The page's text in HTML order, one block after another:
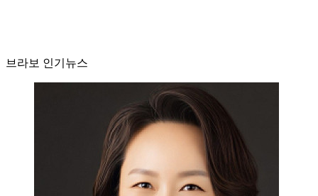
브라보 인기뉴스